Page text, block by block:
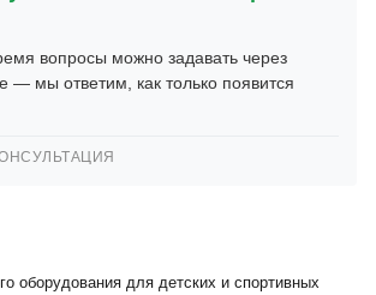
вопросы можно задавать через
— мы ответим, как только появится
оборудования для детских и спортивных